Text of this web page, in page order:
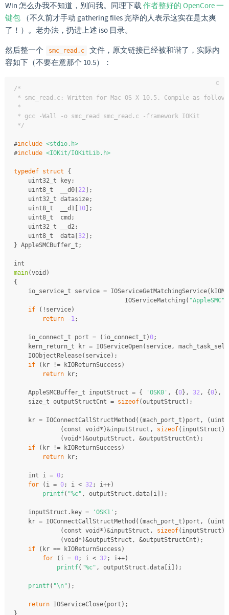
Win 怎么办我不知道，别问我。同理下载作者整好的 OpenCore 一
键包 （不久前才手动 gathering files 完毕的人表示这实在是太爽
了！）。老办法，扔进上述 iso 目录。
然后整一个
smc_read.c
文件，原文链接已经被和谐了，实际内
容如下（不要在意那个 10.5）：
/*
* smc_read.c: Written for Mac OS X 10.5. Compile as
*
* gcc -Wall -o smc_read smc_read.c -framework IOKit
*/
#include <stdio.h>
#include <IOKit/IOKitLib.h>
typedef struct {
uint32_t key;
uint8_t
  __d0[
22];
uint32_t datasize;
uint8_t
  __d1[
10];
uint8_t
  cmd;
uint32_t __d2;
uint8_t
  data[
32];
} AppleSMCBuffer_t;
int
main(void )
{
io_service_t service =
                               IOServiceMatching(
"AppleSMC"
if (!service)
return
-1;
io_connect_t port = ( io_connect_t )0;
kern_return_t kr = IOServiceOpen(service,
    IOObjectRelease(service);
if (kr != kIOReturnSuccess)
return kr;
    AppleSMCBuffer_t inputStruct = {
'OSK0' , {0}, 32, {0},
size_t outputStructCnt = sizeof(outputStruct);
    kr = IOConnectCallStructMethod((
mach_port_t )port, (
             (
const void *)&inputStruct, sizeof(inputStruct),
             (
void *)&outputStruct, &outputStructCnt);
if (kr != kIOReturnSuccess)
return kr;
int i = 0;
for (i = 0; i < 32; i++)
printf( "%c" , outputStruct.data[i]);
    inputStruct.key =
'OSK1' ;
    kr = IOConnectCallStructMethod((
mach_port_t )port, (
             (
const void *)&inputStruct, sizeof(inputStruct),
             (
void *)&outputStruct, &outputStructCnt);
if (kr == kIOReturnSuccess)
for (i = 0; i < 32; i++)
printf( "%c" , outputStruct.data[i]);
printf( "\n" );
return IOServiceClose(port);
}